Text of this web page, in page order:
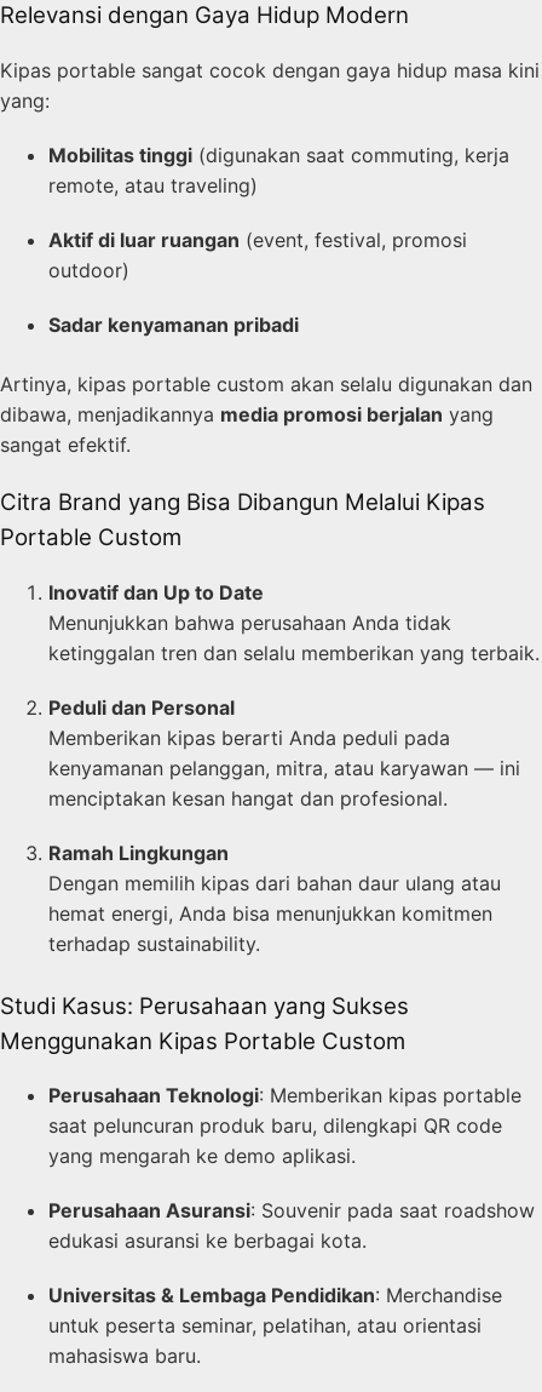
Relevansi dengan Gaya Hidup Modern
Kipas portable sangat cocok dengan gaya hidup masa kini
yang:
Mobilitas tinggi (digunakan saat commuting, kerja
remote, atau traveling)
Aktif di luar ruangan (event, festival, promosi
outdoor)
Sadar kenyamanan pribadi
Artinya, kipas portable custom akan selalu digunakan dan
dibawa, menjadikannya media promosi berjalan yang
sangat efektif.
Citra Brand yang Bisa Dibangun Melalui Kipas
Portable Custom
Inovatif dan Up to Date
Menunjukkan bahwa perusahaan Anda tidak
ketinggalan tren dan selalu memberikan yang terbaik.
Peduli dan Personal
Memberikan kipas berarti Anda peduli pada
kenyamanan pelanggan, mitra, atau karyawan — ini
menciptakan kesan hangat dan profesional.
Ramah Lingkungan
Dengan memilih kipas dari bahan daur ulang atau
hemat energi, Anda bisa menunjukkan komitmen
terhadap sustainability.
Studi Kasus: Perusahaan yang Sukses
Menggunakan Kipas Portable Custom
Perusahaan Teknologi: Memberikan kipas portable
saat peluncuran produk baru, dilengkapi QR code
yang mengarah ke demo aplikasi.
Perusahaan Asuransi: Souvenir pada saat roadshow
edukasi asuransi ke berbagai kota.
Universitas & Lembaga Pendidikan: Merchandise
untuk peserta seminar, pelatihan, atau orientasi
mahasiswa baru.